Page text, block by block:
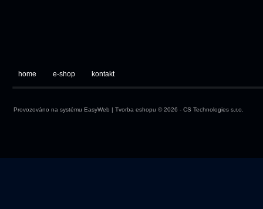
home e-shop kontakt
Provozováno na systému EasyWeb | Tvorba eshopu © 2026 - CS Technologies s.r.o.